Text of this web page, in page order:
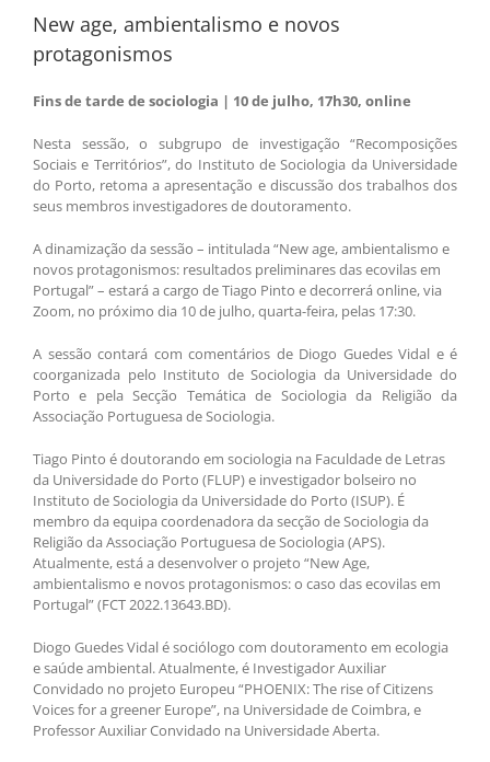
New age, ambientalismo e novos
protagonismos
Fins de tarde de sociologia | 10 de julho, 17h30, online
Nesta sessão, o subgrupo de investigação “Recomposições
Sociais e Territórios”, do Instituto de Sociologia da Universidade
do Porto, retoma a apresentação e discussão dos trabalhos dos
seus membros investigadores de doutoramento.
A dinamização da sessão – intitulada “New age, ambientalismo e
novos protagonismos: resultados preliminares das ecovilas em
Portugal” – estará a cargo de Tiago Pinto e decorrerá online, via
Zoom, no próximo dia 10 de julho, quarta-feira, pelas 17:30.
A sessão contará com comentários de Diogo Guedes Vidal e é
coorganizada pelo Instituto de Sociologia da Universidade do
Porto e pela Secção Temática de Sociologia da Religião da
Associação Portuguesa de Sociologia.
Tiago Pinto é doutorando em sociologia na Faculdade de Letras
da Universidade do Porto (FLUP) e investigador bolseiro no
Instituto de Sociologia da Universidade do Porto (ISUP). É
membro da equipa coordenadora da secção de Sociologia da
Religião da Associação Portuguesa de Sociologia (APS).
Atualmente, está a desenvolver o projeto “New Age,
ambientalismo e novos protagonismos: o caso das ecovilas em
Portugal” (FCT 2022.13643.BD).
Diogo Guedes Vidal é sociólogo com doutoramento em ecologia
e saúde ambiental. Atualmente, é Investigador Auxiliar
Convidado no projeto Europeu “PHOENIX: The rise of Citizens
Voices for a greener Europe”, na Universidade de Coimbra, e
Professor Auxiliar Convidado na Universidade Aberta.